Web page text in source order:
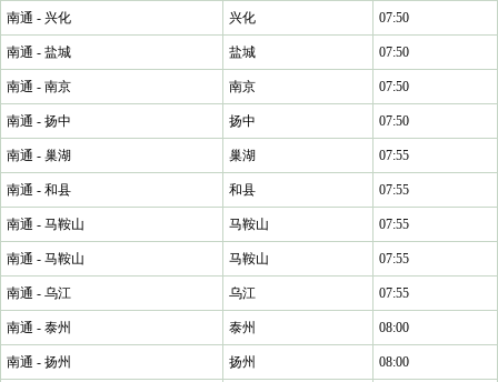
南通 - 兴化 兴化 07:50
南通 - 盐城 盐城 07:50
南通 - 南京 南京 07:50
南通 - 扬中 扬中 07:50
南通 - 巢湖 巢湖 07:55
南通 - 和县 和县 07:55
南通 - 马鞍山 马鞍山 07:55
南通 - 马鞍山 马鞍山 07:55
南通 - 乌江 乌江 07:55
南通 - 泰州 泰州 08:00
南通 - 扬州 扬州 08:00